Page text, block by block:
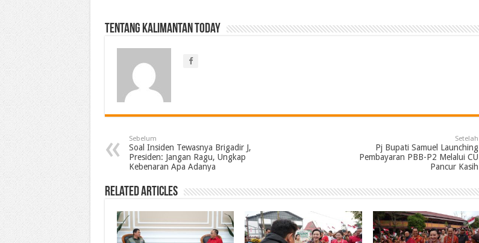
Tentang Kalimantan Today
Sebelum
Soal Insiden Tewasnya Brigadir J,
Presiden: Jangan Ragu, Ungkap
Kebenaran Apa Adanya
Setelah
Pj Bupati Samuel Launching
Pembayaran PBB-P2 Melalui CU
Pancur Kasih
Related Articles